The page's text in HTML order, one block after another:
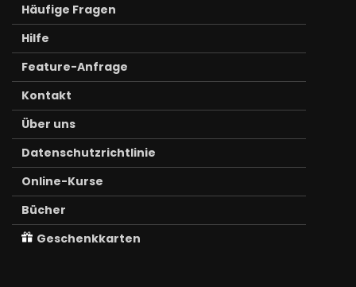
Häufige Fragen
Hilfe
Feature-Anfrage
Kontakt
Über uns
Datenschutzrichtlinie
Online-Kurse
Bücher
Geschenkkarten